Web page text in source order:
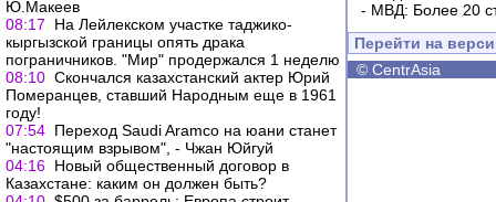
Ю.Макеев
08:17
На Лейлекском участке таджико-
кыргызской границы опять драка
пограничников. "Мир" продержался 1 неделю
08:10 Скончался казахстанский актер Юрий
Померанцев, ставший Народным еще в 1961
году!
07:54 Переход Saudi Aramco на юани станет
"настоящим взрывом", - Чжан Юйгуй
04:16 Новый общественный договор в
Казахстане: каким он должен быть?
- МВД: Более 20
Перейти на
© CentrAsia